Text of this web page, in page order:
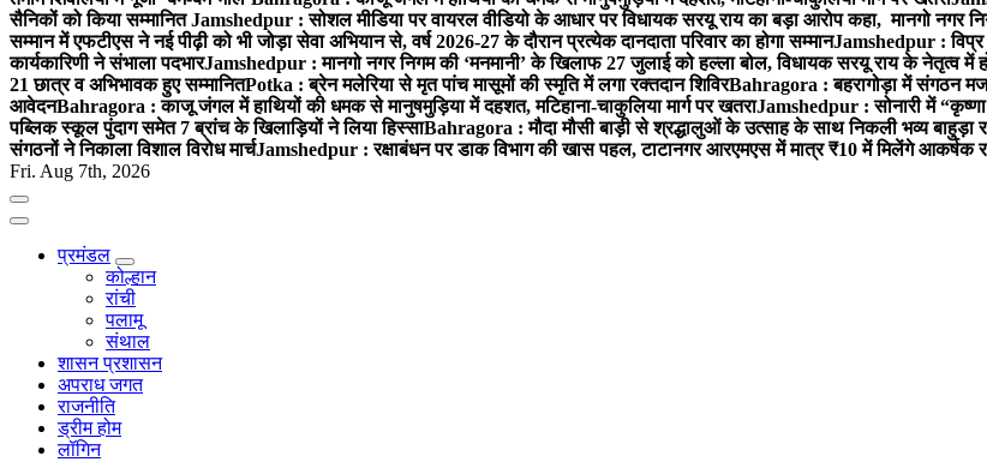
सैनिकों को किया सम्मानितJamshedpur : सोशल मीडिया पर वायरल वीडियो के आधार पर विधायक सरयू राय का बड़ा आरोप कहा, मानगो नगर
सम्मान में एफटीएस ने नई पीढ़ी को भी जोड़ा सेवा अभियान से, वर्ष 2026-27 के दौरान प्रत्येक दानदाता परिवार का होगा सम्मानJamshedpur : विप्र
कार्यकारिणी ने संभाला पदभारJamshedpur : मानगो नगर निगम की ‘मनमानी’ के खिलाफ 27 जुलाई को हल्ला बोल, विधायक सरयू राय के नेतृत्व में
21 छात्र व अभिभावक हुए सम्मानितPotka : ब्रेन मलेरिया से मृत पांच मासूमों की स्मृति में लगा रक्तदान शिविरBahragora : बहरागोड़ा में संगठन
आवेदनBahragora : काजू जंगल में हाथियों की धमक से मानुषमुड़िया में दहशत, मटिहाना-चाकुलिया मार्ग पर खतराJamshedpur : सोनारी में
पब्लिक स्कूल पुंदाग समेत 7 ब्रांच के खिलाड़ियों ने लिया हिस्साBahragora : मौदा मौसी बाड़ी से श्रद्धालुओं के उत्साह के साथ निकली भव्य बाहुड़ा
संगठनों ने निकाला विशाल विरोध मार्चJamshedpur : रक्षाबंधन पर डाक विभाग की खास पहल, टाटानगर आरएमएस में मात्र ₹10 में मिलेंगे आकर्षक
Fri. Aug 7th, 2026
प्रमंडल
कोल्हान
रांची
पलामू
संथाल
शासन प्रशासन
अपराध जगत
राजनीति
ड्रीम होम
लॉगिन